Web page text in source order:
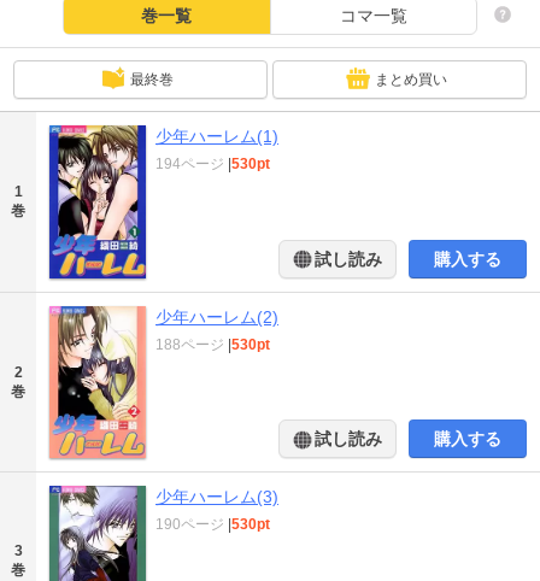
巻一覧 コマ一覧
最終巻 まとめ買い
1
巻
少年ハーレム(1)
194ページ 530pt
試し読み 購入する
2
巻
少年ハーレム(2)
188ページ 530pt
試し読み 購入する
3
巻
少年ハーレム(3)
190ページ 530pt